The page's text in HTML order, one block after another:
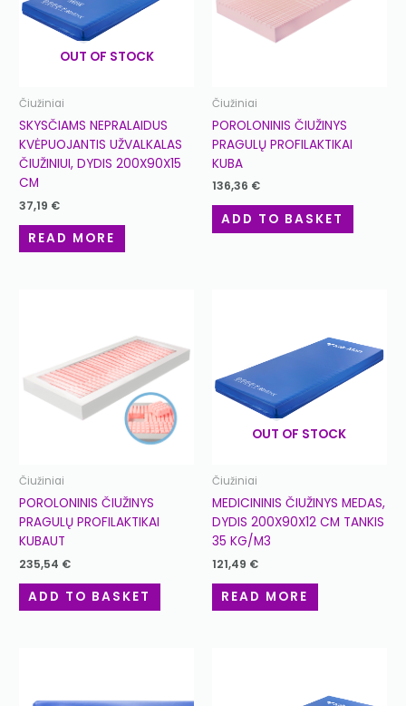
OUT OF STOCK
Čiužiniai
SKYSČIAMS NEPRALAIDUS
KVĖPUOJANTIS UŽVALKALAS
ČIUŽINIUI, DYDIS 200X90X15
CM
37,19 €
READ MORE
Čiužiniai
POROLONINIS ČIUŽINYS
PRAGULŲ PROFILAKTIKAI
KUBA
136,36 €
ADD TO BASKET
Čiužiniai
POROLONINIS ČIUŽINYS
PRAGULŲ PROFILAKTIKAI
KUBAUT
235,54 €
ADD TO BASKET
OUT OF STOCK
Čiužiniai
MEDICININIS ČIUŽINYS MEDAS,
DYDIS 200X90X12 CM TANKIS
35 KG/M3
121,49 €
READ MORE